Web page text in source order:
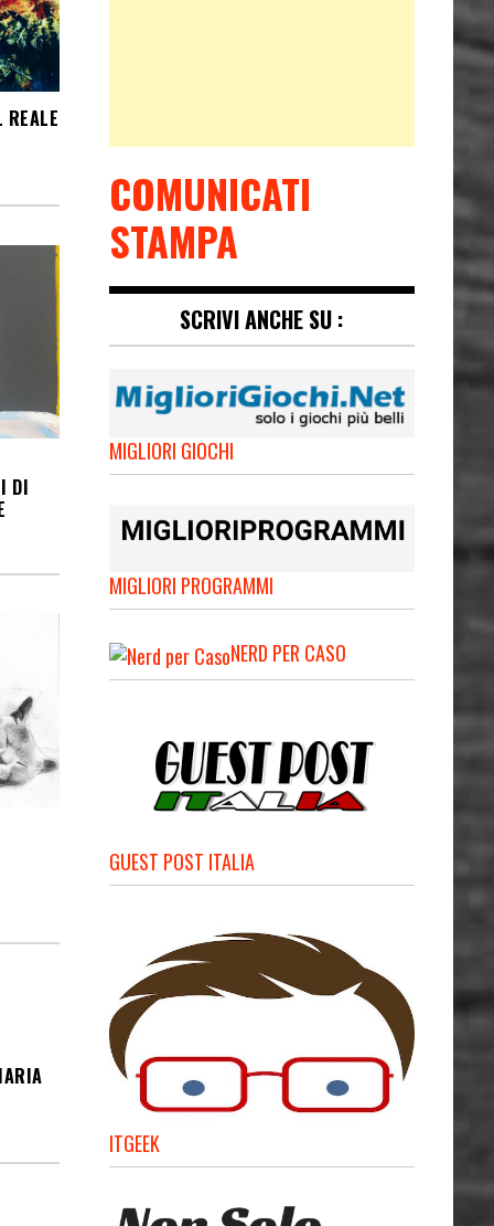
REALE
DI
COMUNICATI
STAMPA
SCRIVI ANCHE SU :
MIGLIORI GIOCHI
MIGLIORI PROGRAMMI
NERD PER CASO
GUEST POST ITALIA
ITGEEK